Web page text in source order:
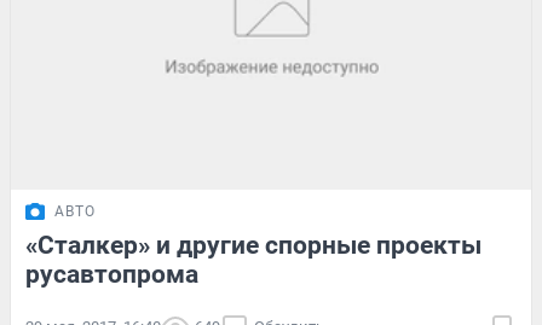
АВТО
«Сталкер» и другие спорные проекты
русавтопрома